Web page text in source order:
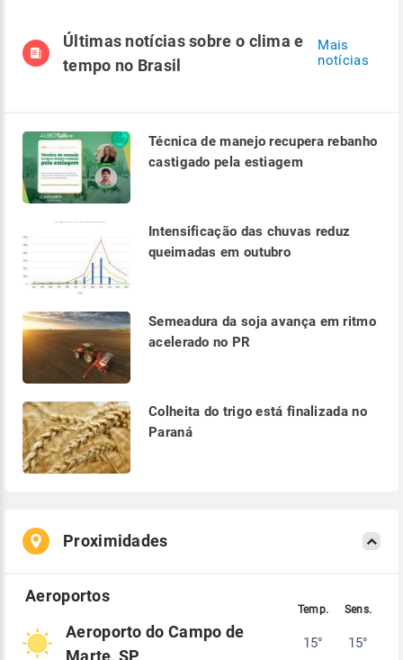
Últimas notícias sobre o clima e
tempo no Brasil
Mais
notícias
Técnica de manejo recupera rebanho
castigado pela estiagem
Intensificação das chuvas reduz
queimadas em outubro
Semeadura da soja avança em ritmo
acelerado no PR
Colheita do trigo está finalizada no
Paraná
Proximidades
Aeroporto do Campo de
Marte, SP
15° 15°